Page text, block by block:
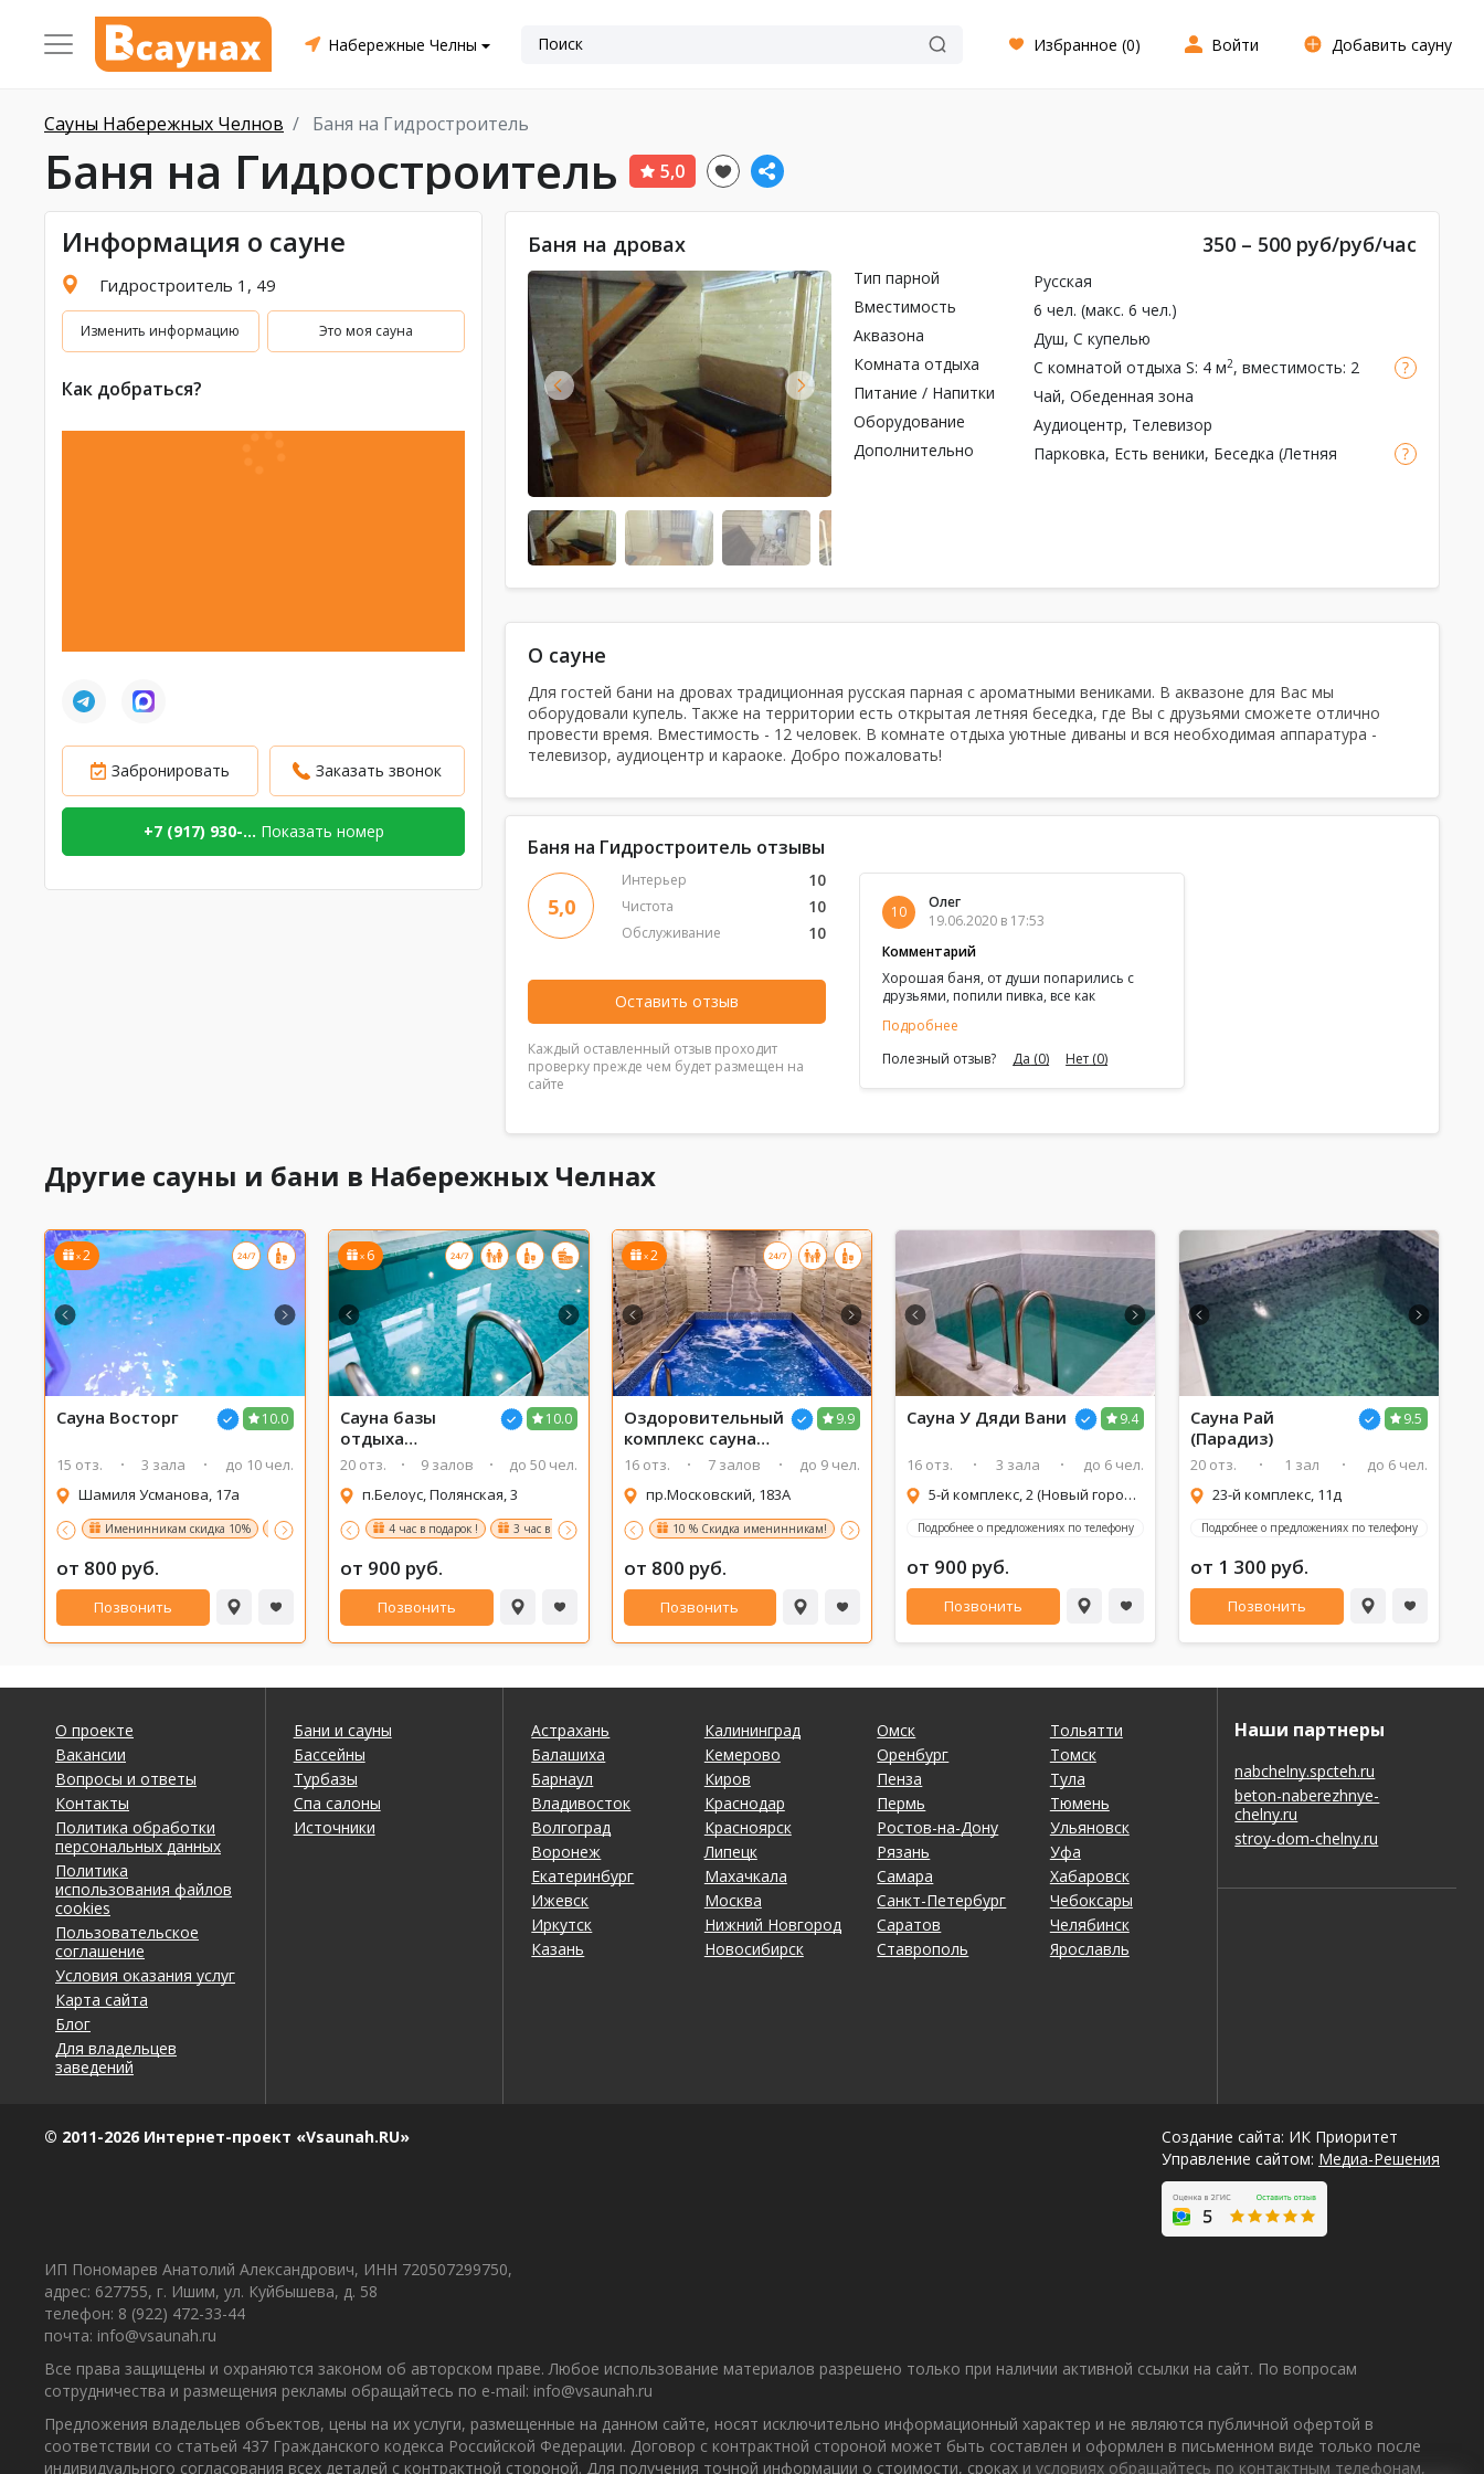
Набережные Челны Избранное (0) Войти Добавить сауну
Сауны Набережных Челнов Баня на Гидростроитель
Баня на Гидростроитель 5,0
Информация о сауне
Гидростроитель 1, 49
Изменить информацию Это моя сауна
Как добраться?
Забронировать Заказать звонок
+7 (917) 930-... Показать номер
Баня на дровах 350 – 500 руб/руб/час
Тип парной
Русская
Вместимость
6 чел. (макс. 6 чел.)
Аквазона
Душ,С купелью
Комната отдыха
С комнатой отдыха S: 4 м2, вместимость: 2
чел.
Питание / Напитки
Чай, Обеденная зона
Оборудование
Аудиоцентр, Телевизор
Дополнительно
Парковка, Есть веники, Беседка (Летняя
О сауне
Для гостей бани на дровах традиционная русская парная с ароматными вениками. В аквазоне для Вас мы
оборудовали купель. Также на территории есть открытая летняя беседка, где Вы с друзьями сможете отлично
провести время. Вместимость - 12 человек. В комнате отдыха уютные диваны и вся необходимая аппаратура -
телевизор, аудиоцентр и караоке. Добро пожаловать!
Баня на Гидростроитель отзывы
5,0
Интерьер 10
Чистота 10
Обслуживание 10
Оставить отзыв
Каждый оставленный отзыв проходит
проверку прежде чем будет размещен на
сайте
10
Олег
19.06.2020 в 17:53
Комментарий
Хорошая баня, от души попарились с
друзьями, попили пивка, все как
Подробнее
Полезный отзыв?
Да (0) Нет (0)
Другие сауны и бани в Набережных Челнах
x2
10.0
Сауна Восторг
15 отз. 3 зала
до 10 чел.
Шамиля Усманова, 17а
Именинникам скидка 10% 3-й час в подарок.ПН-ПТ(8:00-17:00)
от 800 руб.
Позвонить
x 6
10.0
Сауна базы
отдыха
ПОЛЯНСКАЯ
20 отз. 9 залов
до 50 чел.
п.Белоус, Полянская, 3
4 час в подарок ! 3 час в подарок ! Сутки напролет - для двоих 5500 рублей ! СКИДКА 25% Скидка в будние дни на сутки 4000 т.р. Дом на сутки 50 % процентов скидка
от 900 руб.
Позвонить
x 2
9.9
Оздоровительный
комплекс сауна
Сабай Стайл
16 отз. 7 залов
до 9 чел.
пр.Московский, 183А
10 % Скидка именинникам! Счастливые часы 10%
от 800 руб.
Позвонить
9.4
Сауна У Дяди Вани
16 отз. 3 зала
до 6 чел.
5-й комплекс, 2 (Новый город, 5/02, за рынком Берлога)
Подробнее о предложениях по телефону
от 900 руб.
Позвонить
9.5
Сауна Рай
(Парадиз)
20 отз. 1 зал
до 6 чел.
23-й комплекс, 11д
Подробнее о предложениях по телефону
от 1 300 руб.
Позвонить
О проекте
Вакансии
Вопросы и ответы
Контакты
Политика обработки
персональных данных
Политика
использования файлов
cookies
Пользовательское
соглашение
Условия оказания услуг
Карта сайта
Блог
Для владельцев
заведений
Бани и сауны
Бассейны
Турбазы
Спа салоны
Источники
Астрахань
Балашиха
Барнаул
Владивосток
Волгоград
Воронеж
Екатеринбург
Ижевск
Иркутск
Казань
Калининград
Кемерово
Киров
Краснодар
Красноярск
Липецк
Махачкала
Москва
Нижний Новгород
Новосибирск
Омск
Оренбург
Пенза
Пермь
Ростов-на-Дону
Рязань
Самара
Санкт-Петербург
Саратов
Ставрополь
Тольятти
Томск
Тула
Тюмень
Ульяновск
Уфа
Хабаровск
Чебоксары
Челябинск
Ярославль
Наши партнеры
nabchelny.spcteh.ru
beton-naberezhnye-
chelny.ru
stroy-dom-chelny.ru
© 2011-2026 Интернет-проект «Vsaunah.RU»
Создание сайта: ИК Приоритет
Управление сайтом: Медиа-Решения
ИП Пономарев Анатолий Александрович, ИНН 720507299750,
адрес: 627755, г. Ишим, ул. Куйбышева, д. 58
телефон: 8 (922) 472-33-44
почта: info@vsaunah.ru
Все права защищены и охраняются законом об авторском праве. Любое использование материалов разрешено только при наличии активной ссылки на сайт. По вопросам
сотрудничества и размещения рекламы обращайтесь по e-mail: info@vsaunah.ru
Предложения владельцев объектов, цены на их услуги, размещенные на данном сайте, носят исключительно информационный характер и не являются публичной офертой в
соответствии со статьей 437 Гражданского кодекса Российской Федерации. Договор с контрактной стороной может быть составлен и оформлен в письменном виде только после
индивидуального согласования всех деталей с контрактной стороной. Для получения точной информации о стоимости, сроках и условиях обращайтесь по контактным телефонам,
Лучшие